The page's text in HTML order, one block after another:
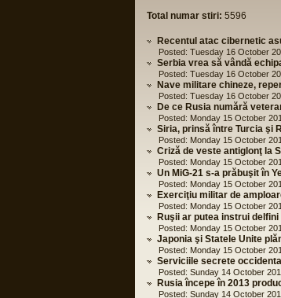
Total numar stiri: 5596
Recentul atac cibernetic
Posted: Tuesday 16 October
Serbia vrea să vândă
Posted: Tuesday 16 October
Nave militare chineze,
Posted: Tuesday 16 October
De ce Rusia numără
Posted: Monday 15 October
Siria, prinsă între Turcia şi
Posted: Monday 15 October
Criză de veste antiglonţ la
Posted: Monday 15 October
Un MiG-21 s-a prăbuşit în
Posted: Monday 15 October
Exerciţiu militar de
Posted: Monday 15 October
Ruşii ar putea instrui
Posted: Monday 15 October
Japonia şi Statele Unite
Posted: Monday 15 October
Serviciile secrete
Posted: Sunday 14 October
Rusia începe în 2013
Posted: Sunday 14 October